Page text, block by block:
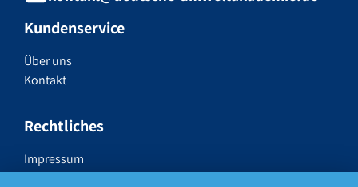
Kundenservice
Über uns
Kontakt
Rechtliches
Impressum
Datenschutzerklärung